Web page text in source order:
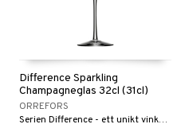
Difference Sparkling
Champagneglas 32cl (31cl)
ORREFORS
Serien Difference - ett unikt vinkoncept vars glas förstärker vinets doft och smak. Serien fick utmärkelsen Utmärkt Svensk Form Hederspris 2002.